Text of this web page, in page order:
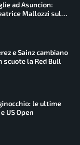
ad Asuncion:
Mallozzi sul
e Sainz cambiano
scuote la Red Bull
le ultime
US Open